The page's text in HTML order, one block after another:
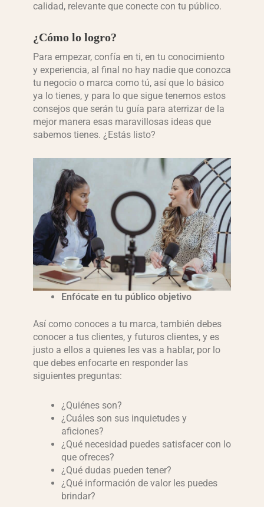
calidad, relevante que conecte con tu público.
¿Cómo lo logro?
Para empezar, confía en ti, en tu conocimiento
y experiencia, al final no hay nadie que conozca
tu negocio o marca como tú, así que lo básico
ya lo tienes, y para lo que sigue tenemos estos
consejos que serán tu guía para aterrizar de la
mejor manera esas maravillosas ideas que
sabemos tienes. ¿Estás listo?
Enfócate en tu público objetivo
Así como conoces a tu marca, también debes
conocer a tus clientes, y futuros clientes, y es
justo a ellos a quienes les vas a hablar, por lo
que debes enfocarte en responder las
siguientes preguntas:
¿Quiénes son?
¿Cuáles son sus inquietudes y
aficiones?
¿Qué necesidad puedes satisfacer con lo
que ofreces?
¿Qué dudas pueden tener?
¿Qué información de valor les puedes
brindar?